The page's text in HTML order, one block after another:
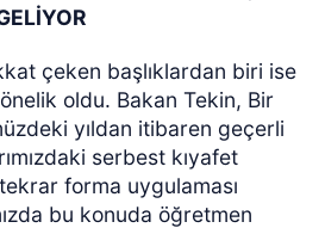
çeken başlıklardan biri ise
oldu. Bakan Tekin, Bir
yıldan itibaren geçerli
serbest kıyafet
forma uygulaması
bu konuda öğretmen